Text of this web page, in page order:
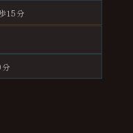
15分